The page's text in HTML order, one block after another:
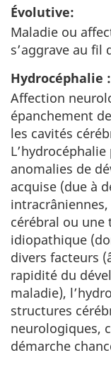
Évolutive:
Maladie ou
s’aggrave au fil
Hydrocéphalie :
Affection
épanchement
les cavités
anomalies de
acquise (due à
cérébral ou une
idiopathique
divers facteurs
rapidité du
maladie),
structures
neurologiques,
démarche